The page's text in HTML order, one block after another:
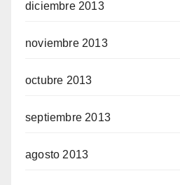
diciembre 2013
noviembre 2013
octubre 2013
septiembre 2013
agosto 2013